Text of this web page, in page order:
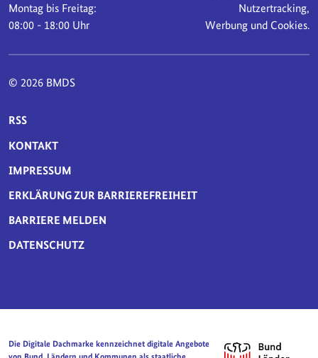
Montag bis Freitag:
08:00 - 18:00 Uhr
Nutzertracking,
Werbung und Cookies.
© 2026 BMDS
SERVICE-NAVIGATION FUSSBEREICH
RSS
KONTAKT
IMPRESSUM
ERKLÄRUNG ZUR BARRIEREFREIHEIT
BARRIERE MELDEN
DATENSCHUTZ
Die Digitale Dachmarke kennzeichnet digitale Angebote